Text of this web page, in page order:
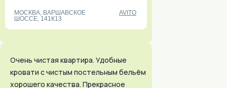
МОСКВА, ВАРШАВСКОЕ
ШОССЕ, 141К13
AVITO
Очень чистая квартира. Удобные
кровати с чистым постельным бельём
хорошего качества. Прекрасное
E-MAIL:
INNDAYS@MAIL.RU
М.ЮЖНАЯ, УЛ. ВАРШАВСКОЕ ШОССЕ,